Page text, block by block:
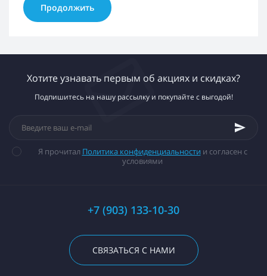
Продолжить
Хотите узнавать первым об акциях и скидках?
Подпишитесь на нашу рассылку и покупайте с выгодой!
Я прочитал Политика конфиденциальности и согласен с
условиями
+7 (903) 133-10-30
СВЯЗАТЬСЯ С НАМИ